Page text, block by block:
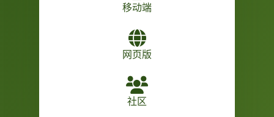
移动端
网页版
社区